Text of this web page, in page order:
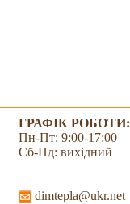
ГРАФІК РОБОТИ:
Пн-Пт: 9:00-17:00
Сб-Нд: вихідний
dimtepla@ukr.net